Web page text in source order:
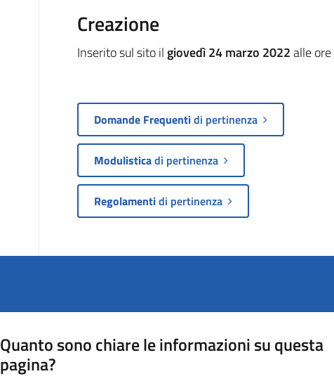
Creazione
Inserito sul sito il giovedì 24 marzo 2022alle ore
Domande Frequentidi pertinenza
Modulisticadi pertinenza
Regolamentidi pertinenza
Quanto sono chiare le informazioni su questa
pagina?